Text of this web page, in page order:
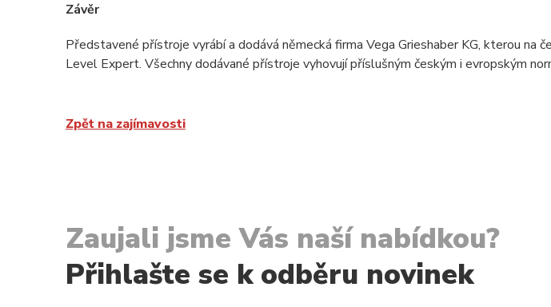
Závěr
Představené přístroje vyrábí a dodává německá firma Vega Grieshaber KG, kterou
Level Expert. Všechny dodávané přístroje vyhovují příslušným českým i evropským
Zpět na zajímavosti
Zaujali jsme Vás naší nabídkou?
Přihlašte se k odběru novinek